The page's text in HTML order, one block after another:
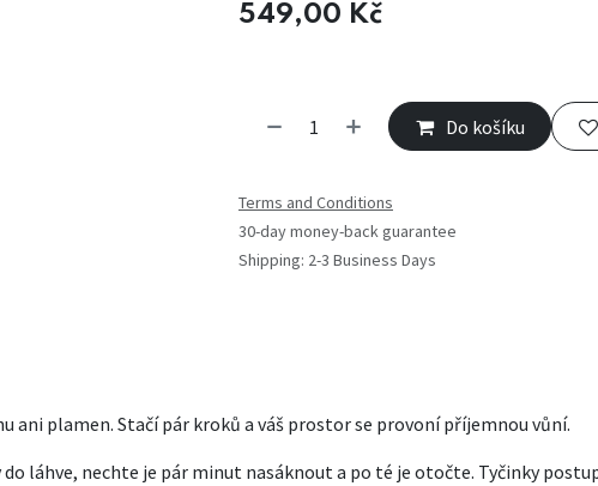
549,00 Kč
Do košíku
Terms and Conditions
30-day money-back guarantee
Shipping: 2-3 Business Days
ani plamen. Stačí pár kroků a váš prostor se provoní příjemnou vůní.
láhve, nechte je pár minut nasáknout a po té je otočte. Tyčinky